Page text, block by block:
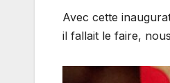
Avec cette
il fallait le faire,